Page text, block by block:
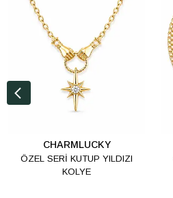
CHARMLUCKY
ÖZEL SERİ KUTUP YILDIZI
KOLYE